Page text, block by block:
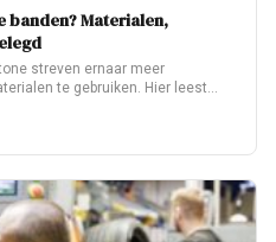
banden? Materialen,
streven ernaar meer
te gebruiken. Hier leest…